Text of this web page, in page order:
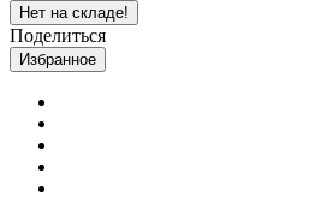
Нет на складе!
Поделиться
Избранное